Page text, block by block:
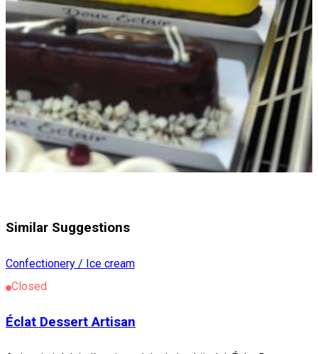
Similar Suggestions
Confectionery / Ice cream
Closed
Éclat Dessert Artisan